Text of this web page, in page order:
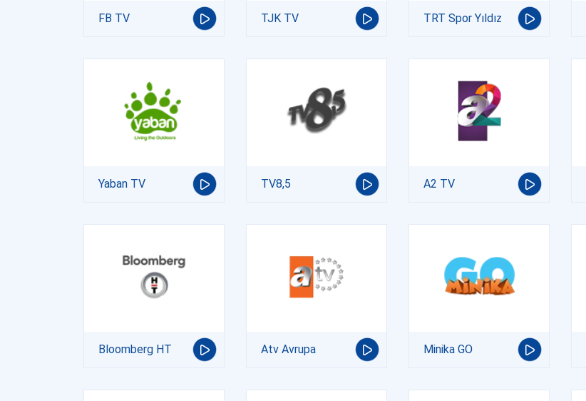
FB TV TJK TV TRT Spor Yıldız
Yaban TV TV8,5 A2 TV
Bloomberg HT Atv Avrupa Minika GO